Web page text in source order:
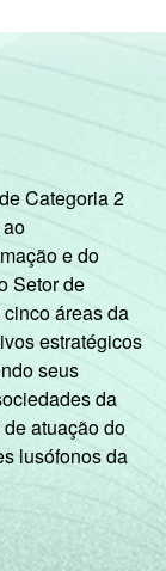
Categoria 2
e do
Setor de
áreas da
estratégicos
seus
da
atuação do
lusófonos da